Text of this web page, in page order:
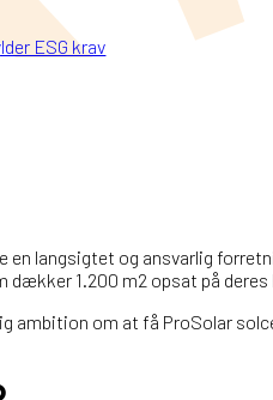
en langsigtet og ansvarlig
dækker 1.200 m2 opsat på
ambition om at få ProSolar